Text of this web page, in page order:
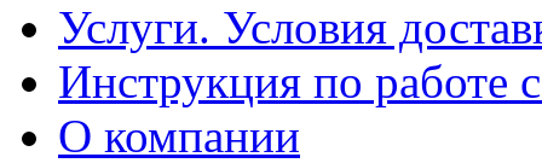
Услуги. Условия
Инструкция по работе
О компании